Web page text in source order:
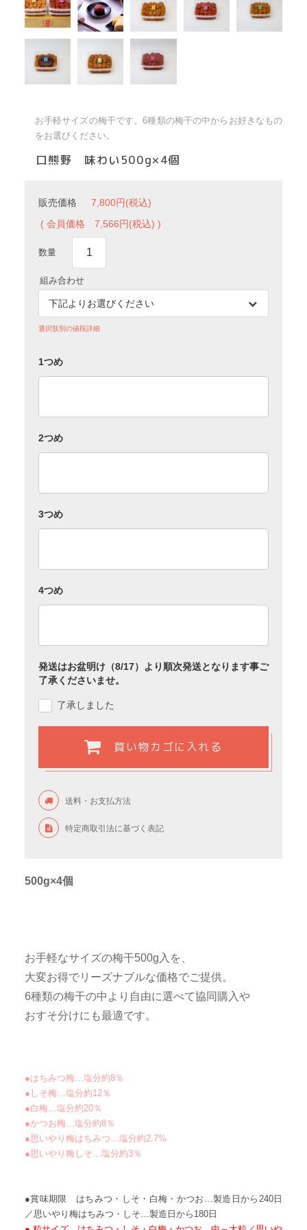
お手軽サイズの梅干です。6種類の梅干の中からお好きなもの
をお選びください。
口熊野 味わい500g×4個
販売価格
7,800円(税込)
( 会員価格
7,566円(税込) )
数量
組み合わせ
選択肢別の値段詳細
1つめ
2つめ
3つめ
4つめ
発送はお盆明け（8/17）より順次発送となります事ご
了承くださいませ。
了承しました
買い物カゴに入れる
送料・お支払方法
特定商取引法に基づく表記
500g×4個
お手軽なサイズの梅干500g入を、
大変お得でリーズナブルな価格でご提供。
6種類の梅干の中より自由に選べて協同購入や
おすそ分けにも最適です。
●はちみつ梅…塩分約8％
●しそ梅…塩分約12％
●白梅…塩分約20％
●かつお梅…塩分約8％
●思いやり梅はちみつ…塩分約2.7%
●思いやり梅しそ…塩分約3％
●賞味期限 はちみつ・しそ・白梅・かつお…製造日から240日
／思いやり梅はちみつ・しそ…製造日から180日